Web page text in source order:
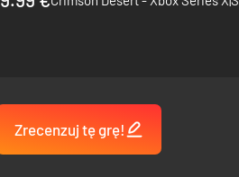
Zrecenzuj tę grę!